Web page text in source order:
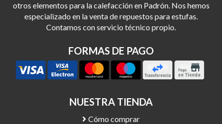
otros elementos para la calefacción en Padrón. Nos hemos
especializado en la venta de repuestos para estufas.
Contamos con servicio técnico propio.
FORMAS DE PAGO
NUESTRA TIENDA
Cómo comprar